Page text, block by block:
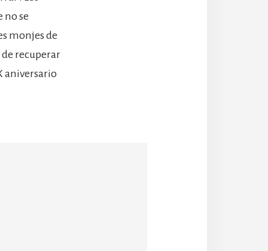
no se
monjes de
recuperar
aniversario